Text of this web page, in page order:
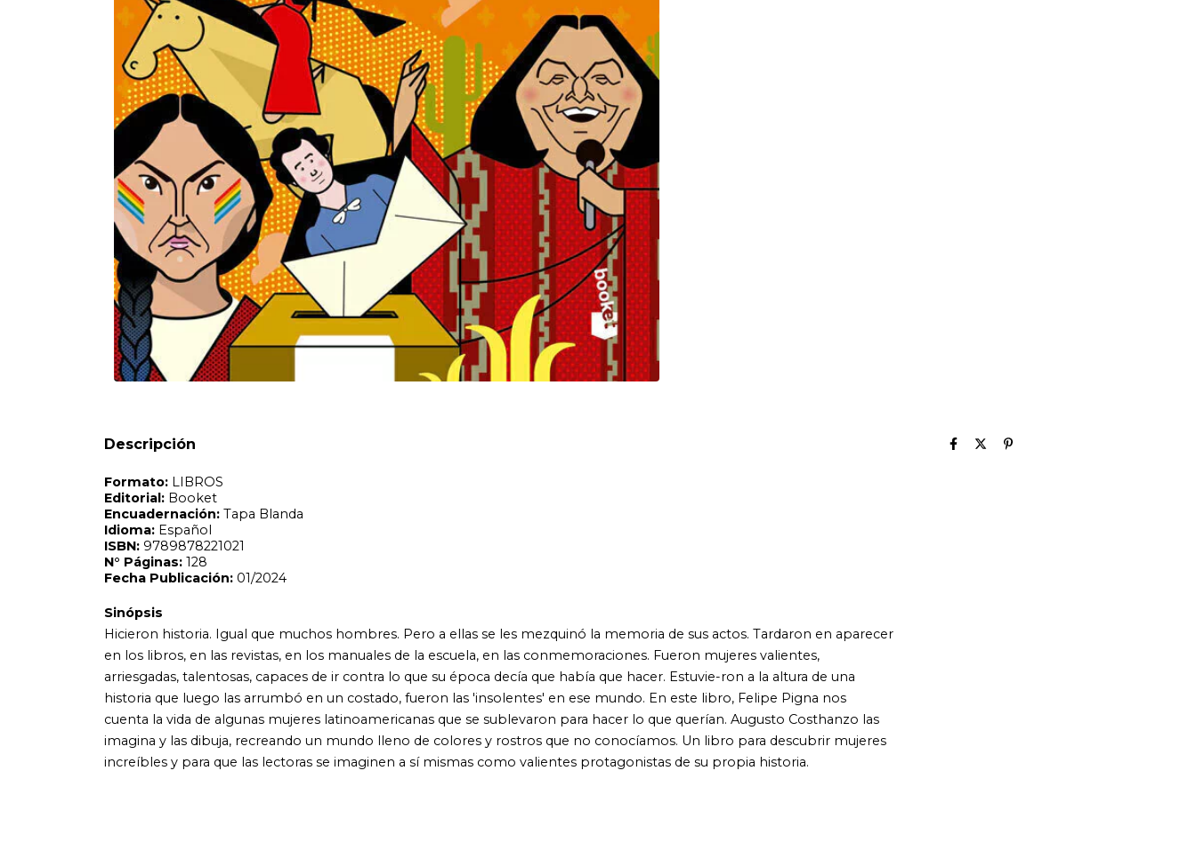
Descripción
Formato:LIBROS
Editorial:Booket
Encuadernación:Tapa Blanda
Idioma:Español
ISBN:9789878221021
Páginas:128
Fecha Publicación:01/2024
en los libros, en las revistas, en los manuales de la escuela, en las conmemoraciones. Fueron mujeres valientes,
arriesgadas, talentosas, capaces de ir contra lo que su época decía que había que hacer. Estuvie-ron a la altura de una
historia que luego las arrumbó en un costado, fueron las 'insolentes' en ese mundo. En este libro, Felipe Pigna nos
cuenta la vida de algunas mujeres latinoamericanas que se sublevaron para hacer lo que querían. Augusto Costhanzo las
imagina y las dibuja, recreando un mundo lleno de colores y rostros que no conocíamos. Un libro para descubrir mujeres
increíbles y para que las lectoras se imaginen a sí mismas como valientes protagonistas de su propia historia.